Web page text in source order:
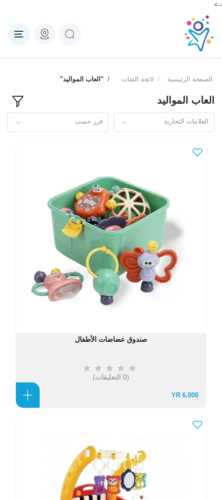
-->
الصفحة الرئيسية لائحة الفئات "العاب المواليد"
العاب المواليد
العلامات التجارية فرز حسب
صندوق عضاضات الأطفال
(0 التعليقات)
6,000 YR